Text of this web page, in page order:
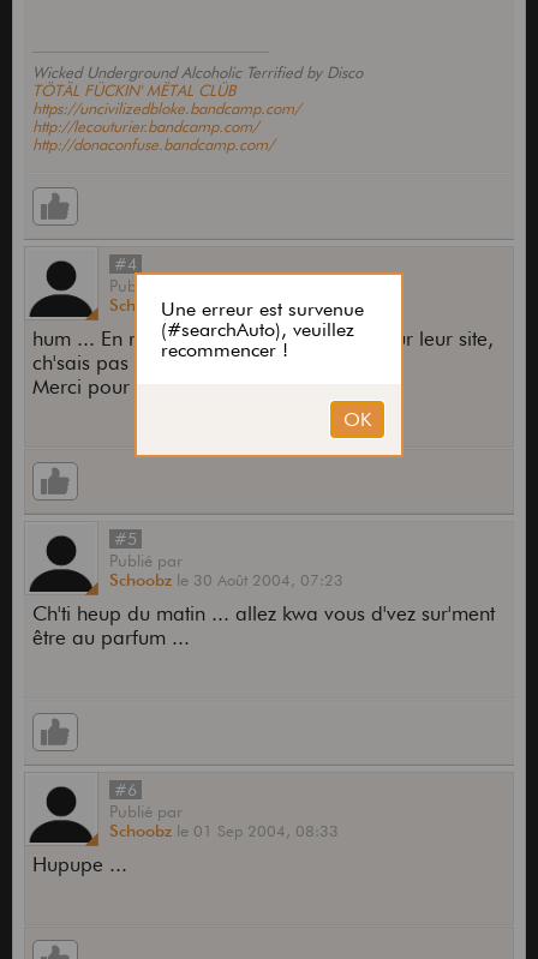
Wicked Underground Alcoholic Terrified by Disco
TÖTÄL FÜCKIN' MËTAL CLÜB
https://uncivilizedbloke.bandcamp.com/
http://lecouturier.bandcamp.com/
http://donaconfuse.bandcamp.com/
#4
Publié
Schoobz le29 Août 2004,19:09
hum ... En regardant les fonctionnalités sur leur site,
ch'sais pas si ça va m'aller ce soft ...
Merci pour ta réponse
#5
Publié par
Schoobz le 30 Août 2004, 07:23
Ch'ti heup du matin ... allez kwa vous d'vez sur'ment
être au parfum ...
#6
Publié par
Schoobz le 01 Sep 2004, 08:33
Hupupe ...